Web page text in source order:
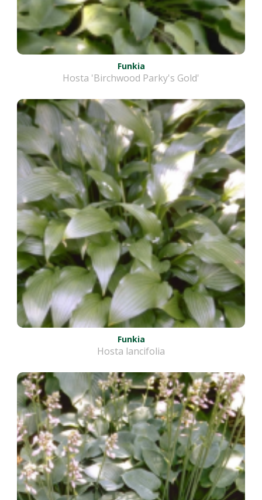
Funkia
Hosta 'Birchwood Parky's Gold'
Funkia
Hosta lancifolia